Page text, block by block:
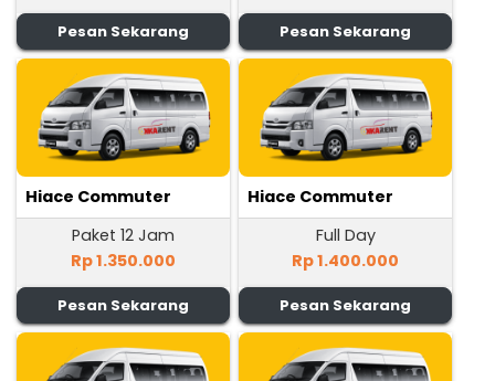
Pesan Sekarang Pesan Sekarang
Hiace Commuter
Paket 12 Jam
Rp 1.350.000
Pesan Sekarang
Hiace Commuter
Full Day
Rp 1.400.000
Pesan Sekarang